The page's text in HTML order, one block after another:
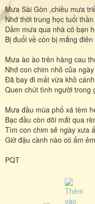
Mưa Sài Gòn ,chiều mưa
Nhớ thời trung học tuổi thần
Dầm mưa qua nhà cô bạn
Bị đuổi về còn bị mắng điên
Mưa ào ào trên hàng cau
Nhớ con chim nhỏ của
Đã bay đi mất vừa khô cánh
Quen chút tình người trong
Mưa đầu mùa phố xá tèm
Bạc đầu còn dõi mắt qua
Tìm con chim sẻ ngày xưa
Giờ đậu cành nào có ấm
PQT